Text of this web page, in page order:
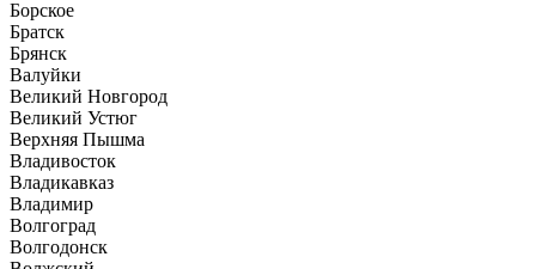
Борское
Братск
Брянск
Валуйки
Великий Новгород
Великий Устюг
Верхняя Пышма
Владивосток
Владикавказ
Владимир
Волгоград
Волгодонск